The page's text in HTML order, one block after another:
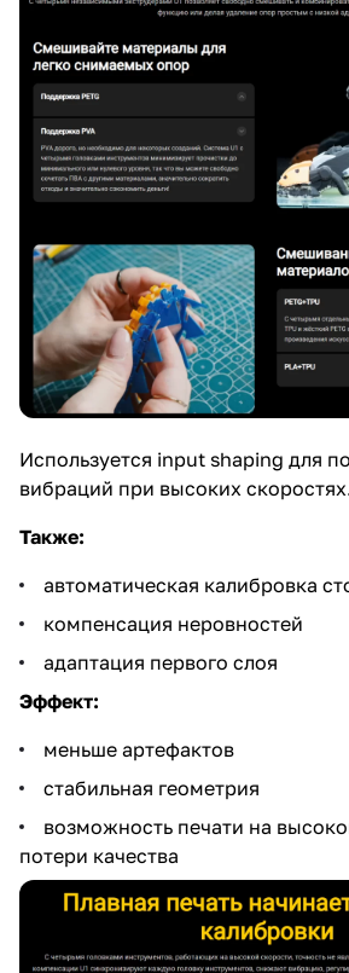
Используется input shaping для
вибраций при высоких
Также:
автоматическая калибровка
компенсация неровностей
адаптация первого слоя
Эффект:
меньше артефактов
стабильная геометрия
возможность печати на
потери качества